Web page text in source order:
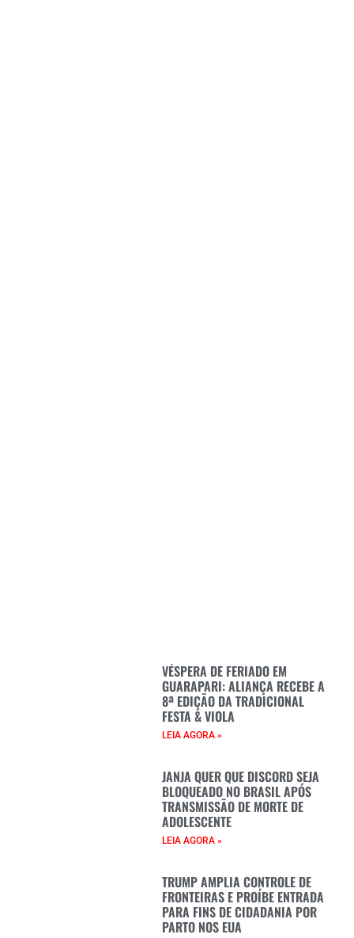
VÉSPERA DE FERIADO EM
GUARAPARI: ALIANÇA RECEBE A
8ª EDIÇÃO DA TRADICIONAL
FESTA & VIOLA
LEIA AGORA »
JANJA QUER QUE DISCORD SEJA
BLOQUEADO NO BRASIL APÓS
TRANSMISSÃO DE MORTE DE
ADOLESCENTE
LEIA AGORA »
TRUMP AMPLIA CONTROLE DE
FRONTEIRAS E PROÍBE ENTRADA
PARA FINS DE CIDADANIA POR
PARTO NOS EUA